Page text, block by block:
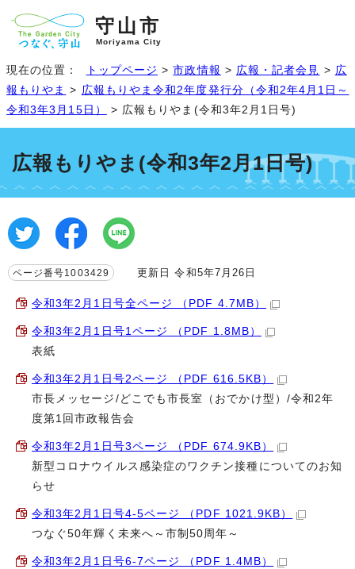
守山市
Moriyama City
現在の位置： トップページ >市政情報 > 広報・記者会見 > 広
報もりやま > 広報もりやま令和2年度発行分（令和2年4月1日～
令和3年3月15日）
> 広報もりやま(令和3年2月1日号)
広報もりやま(令和3年2月1日号)
ページ番号1003429 更新日 令和5年7月26日
令和3年2月1日号全ページ （PDF 4.7MB）
令和3年2月1日号1ページ （PDF 1.8MB）
表紙
令和3年2月1日号2ページ （PDF 616.5KB）
市長メッセージ/どこでも市長室（おでかけ型）/令和2年
度第1回市政報告会
令和3年2月1日号3ページ （PDF 674.9KB）
新型コロナウイルス感染症のワクチン接種についてのお知
らせ
令和3年2月1日号4-5ページ （PDF 1021.9KB）
つなぐ50年輝く未来へ～市制50周年～
令和3年2月1日号6-7ページ （PDF 1.4MB）